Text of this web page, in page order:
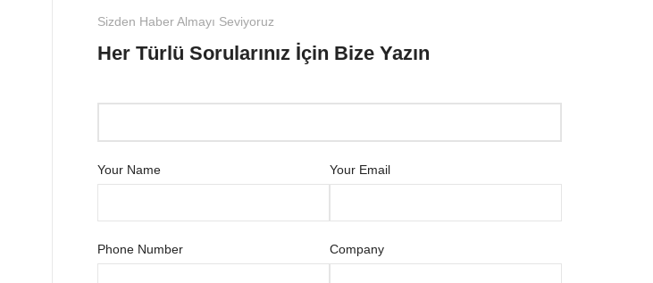
Sizden Haber Almayı Seviyoruz
Her Türlü Sorularınız İçin Bize Yazın
Your Name Your Email
Phone Number Company